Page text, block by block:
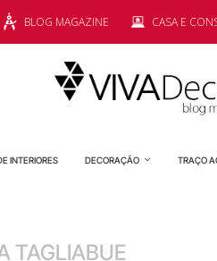
BLOG MAGAZINE CASA E
INTERIORES DECORAÇÃO TRAÇO
TAGLIABUE